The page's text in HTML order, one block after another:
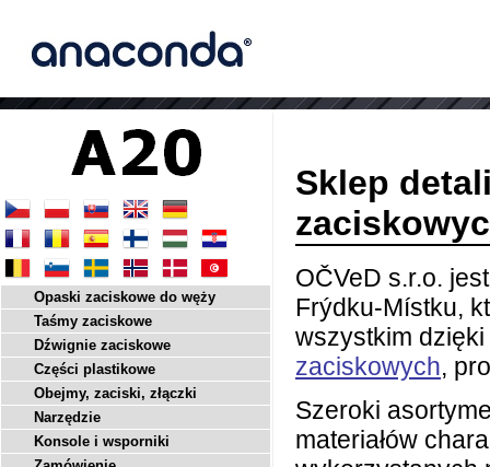
Sklep
OČVeD s.r.o.
Frýdku-Místku,
wszystkim
zaciskowych,
Szeroki
materiałów
Opaski zaciskowe do węży
Taśmy zaciskowe
Dźwignie zaciskowe
Części plastikowe
Obejmy, zaciski, złączki
Narzędzie
Konsole i wsporniki